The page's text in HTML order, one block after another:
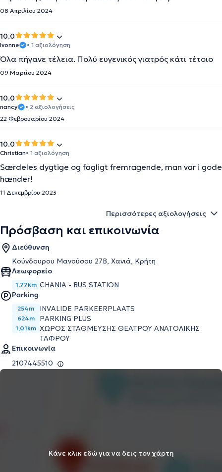
08 Απριλίου 2024
10.0
Ivonne • 1 αξιολόγηση
Όλα πήγανε τέλεια. Πολύ ευγενικός γιατρός κάτι τέτοιο
09 Μαρτίου 2024
10.0
nancy
• 2 αξιολογήσεις
22 Φεβρουαρίου 2024
10.0
Christian• 1 αξιολόγηση
Særdeles dygtige og fagligt fremragende, man var i gode
hænder!
11 Δεκεμβρίου 2023
Περισσότερες αξιολογήσεις
Πρόσβαση και επικοινωνία
Διεύθυνση
Κούνδουρου Μανούσου 27Β, Χανιά, Κρήτη
Λεωφορείο
1,77km CHANIA - BUS STATION
Parking
254m INVALIDE PARKEERPLAATS
624m PARKING PLUS
1,01km ΧΩΡΟΣ ΣΤΑΘΜΕΥΣΗΣ ΘΕΑΤΡΟΥ ΑΝΑΤΟΛΙΚΗΣ
ΤΑΦΡΟΥ
Επικοινωνία
2107445510
Κάνε κλικ εδώ για να δεις τον χάρτη